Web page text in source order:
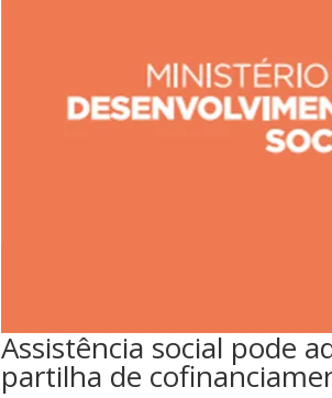
Assistência social pode
partilha de